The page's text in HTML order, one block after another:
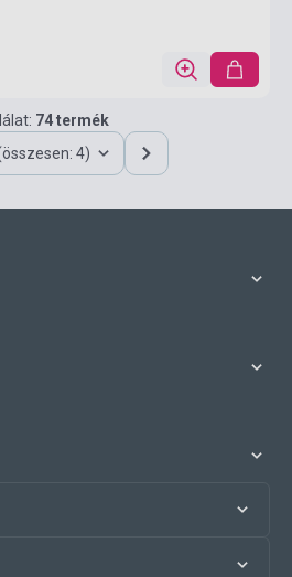
74 termék
4)